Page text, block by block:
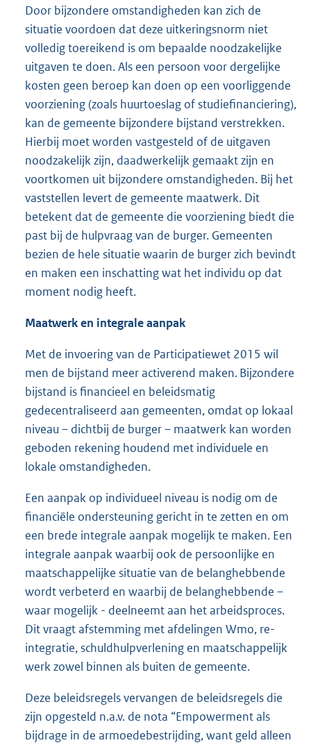
Door bijzondere omstandigheden kan zich de
situatie voordoen dat deze uitkeringsnorm niet
volledig toereikend is om bepaalde noodzakelijke
uitgaven te doen. Als een persoon voor dergelijke
kosten geen beroep kan doen op een voorliggende
voorziening (zoals huurtoeslag of studiefinanciering),
kan de gemeente bijzondere bijstand verstrekken.
Hierbij moet worden vastgesteld of de uitgaven
noodzakelijk zijn, daadwerkelijk gemaakt zijn en
voortkomen uit bijzondere omstandigheden. Bij het
vaststellen levert de gemeente maatwerk. Dit
betekent dat de gemeente die voorziening biedt die
past bij de hulpvraag van de burger. Gemeenten
bezien de hele situatie waarin de burger zich bevindt
en maken een inschatting wat het individu op dat
moment nodig heeft.
Maatwerk en integrale aanpak
Met de invoering van de Participatiewet 2015 wil
men de bijstand meer activerend maken. Bijzondere
bijstand is financieel en beleidsmatig
gedecentraliseerd aan gemeenten, omdat op lokaal
niveau – dichtbij de burger – maatwerk kan worden
geboden rekening houdend met individuele en
lokale omstandigheden.
Een aanpak op individueel niveau is nodig om de
financiële ondersteuning gericht in te zetten en om
een brede integrale aanpak mogelijk te maken. Een
integrale aanpak waarbij ook de persoonlijke en
maatschappelijke situatie van de belanghebbende
wordt verbeterd en waarbij de belanghebbende –
waar mogelijk - deelneemt aan het arbeidsproces.
Dit vraagt afstemming met afdelingen Wmo, re-
integratie, schuldhulpverlening en maatschappelijk
werk zowel binnen als buiten de gemeente.
Deze beleidsregels vervangen de beleidsregels die
zijn opgesteld n.a.v. de nota “Empowerment als
bijdrage in de armoedebestrijding, want geld alleen